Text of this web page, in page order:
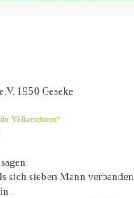
1950 Geseke
Völkerscharen“
sich sieben Mann verbanden